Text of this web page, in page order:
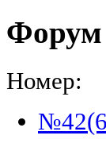
Форум
Номер: